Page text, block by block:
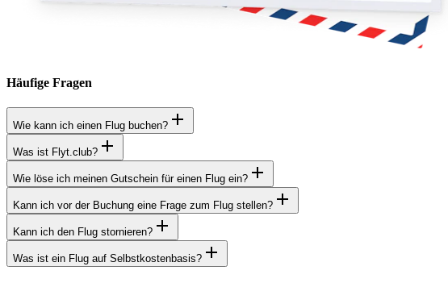
Häufige Fragen
Wie kann ich einen Flug buchen?
Was ist Flyt.club?
Wie löse ich meinen Gutschein für einen Flug ein?
Kann ich vor der Buchung eine Frage zum Flug stellen?
Kann ich den Flug stornieren?
Was ist ein Flug auf Selbstkostenbasis?